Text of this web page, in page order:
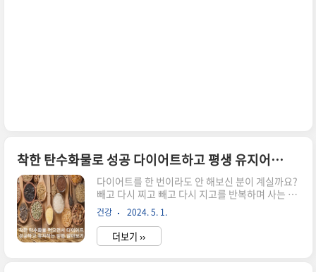
착한 탄수화물로 성공 다이어트하고 평생 유지어터로 살아가세요
다이어트를 한 번이라도 안 해보신 분이 계실까요?
빼고 다시 찌고 빼고 다시 지고를 반복하며 사는 1
인입니다. 제가 좋아하는 음식들을 알아보니 빵, 떡
등 탄수화물이 들어간 살이 찌기 쉬운 음식들이더
라고요. 다이어트의 최대적 탄수화물이 정말 나쁜
지 어떻게 먹으면 살이 덜 찌게 먹을 수 있는지 알아
건강 2024. 5. 1.
더보기 ››